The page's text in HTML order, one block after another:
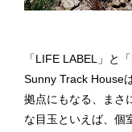
「LIFE LABEL」と
Sunny Track House
拠点にもなる、まさ
な目玉といえば、個